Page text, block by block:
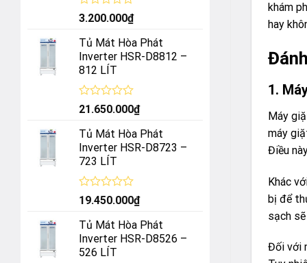
Được
hạng
0
5
sao
3.200.000₫
Tủ Mát Hòa Phát
Inverter HSR-D8812 –
812 LÍT
Được
hạng
0
5
sao
21.650.000₫
Tủ Mát Hòa Phát
Inverter HSR-D8723 –
723 LÍT
Được
hạng
0
5
sao
19.450.000₫
Tủ Mát Hòa Phát
Inverter HSR-D8526 –
526 LÍT
khám
hay
1.
Máy
máy
Điều
Khác
bị để
sạch
Đối với